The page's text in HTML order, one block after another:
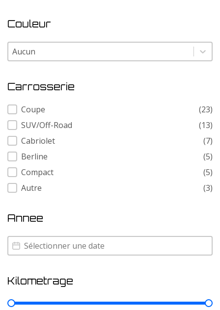
Couleur
Couleur
Couleur
Carrosserie
Carrosserie
Coupe
(23)
SUV/Off-Road
(13)
Cabriolet
(7)
Berline
(5)
Compact
(5)
Autre
(3)
Annee
Annee
Annee
Kilometrage
Kilometrage